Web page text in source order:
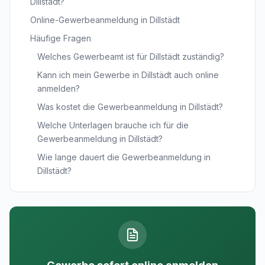
Online-Gewerbeanmeldung in Dillstädt
Häufige Fragen
Welches Gewerbeamt ist für Dillstädt zuständig?
Kann ich mein Gewerbe in Dillstädt auch online
anmelden?
Was kostet die Gewerbeanmeldung in Dillstädt?
Welche Unterlagen brauche ich für die
Gewerbeanmeldung in Dillstädt?
Wie lange dauert die Gewerbeanmeldung in
Dillstädt?